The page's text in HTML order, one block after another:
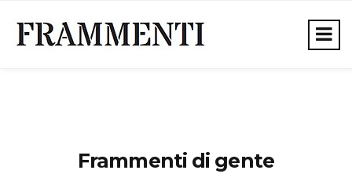
Frammenti di gente